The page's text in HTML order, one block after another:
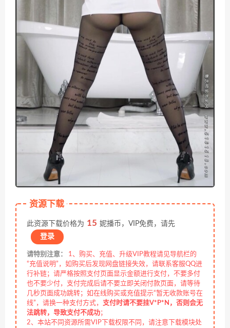
资源下载
此资源下载价格为 15 妮播币，VIP免费，请先
登录
请特别注意：
1、购买、充值、升级VIP教程请见导航栏的
“充值说明”，如购买后发现网盘链接失效，请联系客服QQ进
行补链；请严格按照支付页面显示金额进行支付，不要多付
也不要少付，支付完成后请不要立即关闭付款页面，请等待
几秒页面成功跳转；如在线购买或充值提示“暂无收款账号在
线”，请换一种支付方式， 支付时请不要挂V*P*N，否则会无
法跳转，导致支付不成功；
2、本站不同资源所需VIP下载权限不同，请注意下载模块处